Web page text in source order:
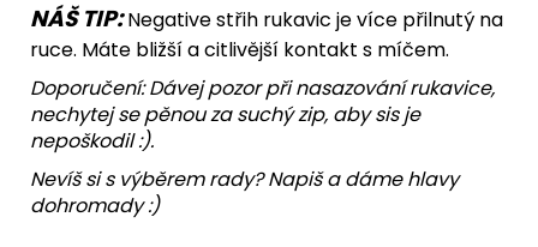
NÁŠ TIP:Negative střih rukavic je více přilnutý na
ruce. Máte bližší a citlivější kontakt s míčem.
Doporučení: Dávej pozor při nasazování rukavice,
nechytej se pěnou za suchý zip, aby sis je
nepoškodil :).
Nevíš si s výběrem rady? Napiš a dáme hlavy
dohromady :)